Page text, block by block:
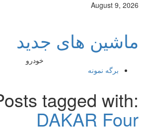
August 9, 2026
ماشین های جدید
خودرو
برگه نمونه
Posts tagged with:
DAKAR Four